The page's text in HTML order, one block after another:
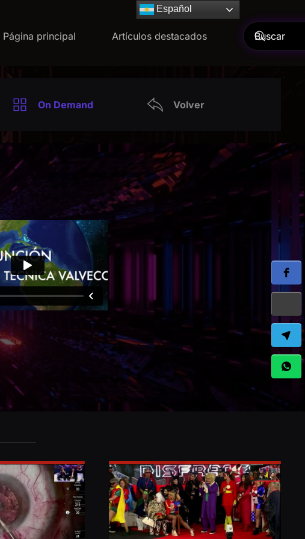
Página principal Artículos destacados
Español
Español
On Demand Volver